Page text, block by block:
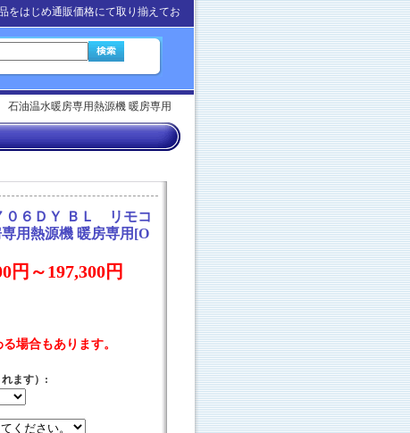
をはじめ通販価格にて取り揃えてお
油温水暖房専用熱源機 暖房専用
０６ＤＹ ＢＬ リモコ
用熱源機 暖房専用 [O
円～197,300円
場合もあります。
ます） :